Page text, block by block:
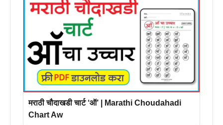
मराठी चौदाखडी चार्ट ‘ऑ’ | Marathi Choudahadi
Chart Aw